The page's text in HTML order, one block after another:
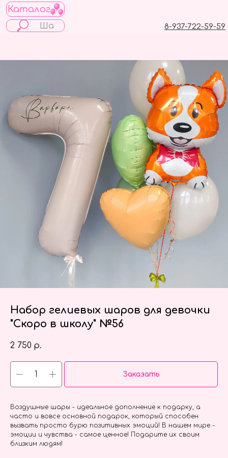
Каталог
8-937-722-59-59
Набор гелиевых шаров для девочки
"Скоро в школу" №56
2 750 р.
Заказать
Воздушные шары - идеальное дополнение к подарку, а
часто и вовсе основной подарок, который способен
вызвать просто бурю позитивных эмоций! В нашем мире -
эмоции и чувства - самое ценное! Подарите их своим
близким людям!